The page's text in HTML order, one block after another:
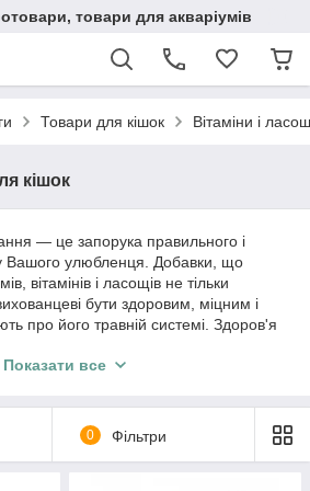
товари для акваріумів
Товари для кішок Вітаміни і
кішок
― це запорука правильного і
Вашого улюбленця. Добавки, що
вітамінів і ласощів не тільки
бути здоровим, міцним і
про його травній системі. Здоров'я
суглобах. Для того, щоб зір і
в раціон тварини необхідні
Показати все
0 Фільтри